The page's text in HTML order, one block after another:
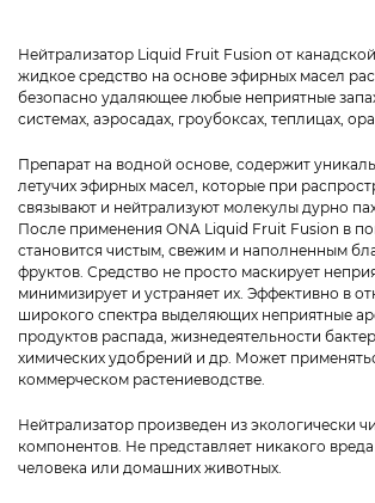
Нейтрализатор Liquid Fruit Fusion от
жидкое средство на основе эфирных масел
безопасно удаляющее любые неприятные
системах, аэросадах, гроубоксах, теплицах,
Препарат на водной основе, содержит
летучих эфирных масел, которые при
связывают и нейтрализуют молекулы дурно
После применения ONA Liquid Fruit Fusion в
становится чистым, свежим и наполненным
фруктов. Средство не просто маскирует
минимизирует и устраняет их. Эффективно в
широкого спектра выделяющих неприятные
продуктов распада, жизнедеятельности
химических удобрений и др. Может
коммерческом растениеводстве.
Нейтрализатор произведен из экологически
компонентов. Не представляет никакого
человека или домашних животных.